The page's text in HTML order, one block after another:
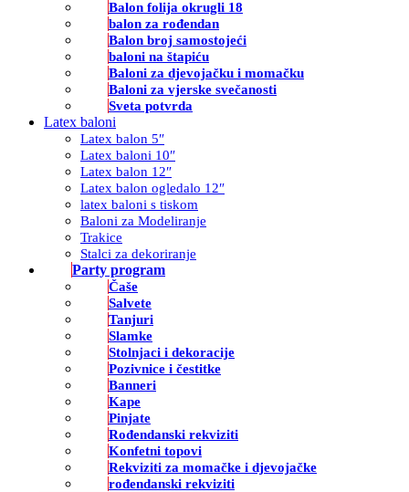
Balon folija okrugli 18
balon za rođendan
Balon broj samostojeći
baloni na štapiću
Baloni za djevojačku i momačku
Baloni za vjerske svečanosti
Sveta potvrda
Latex baloni
Latex balon 5″
Latex baloni 10″
Latex balon 12″
Latex balon ogledalo 12″
latex baloni s tiskom
Baloni za Modeliranje
Trakice
Stalci za dekoriranje
Party program
Čaše
Salvete
Tanjuri
Slamke
Stolnjaci i dekoracije
Pozivnice i čestitke
Banneri
Kape
Pinjate
Rođendanski rekviziti
Konfetni topovi
Rekviziti za momačke i djevojačke
rođendanski rekviziti